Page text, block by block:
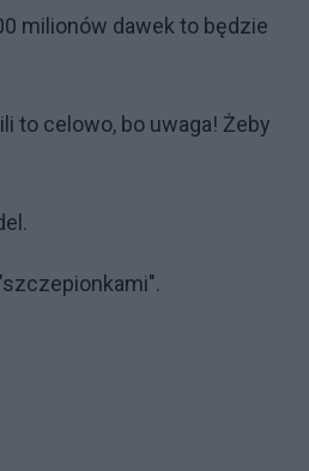
milionów dawek to będzie
to celowo, bo uwaga! Żeby